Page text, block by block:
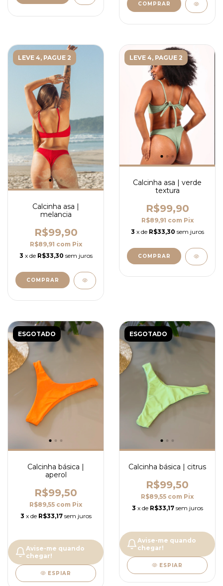
COMPRAR
LEVE 4, PAGUE 2
Calcinha asa |
melancia
R$99,90
R$89,91 com Pix
3 x de R$33,30 sem juros
COMPRAR
LEVE 4, PAGUE 2
Calcinha asa | verde
textura
R$99,90
R$89,91 com Pix
3 x de R$33,30 sem juros
COMPRAR
ESGOTADO
Calcinha básica |
aperol
R$99,50
R$89,55 com Pix
3 x de R$33,17 sem juros
Avise-me quando
chegar!
ESPIAR
ESGOTADO
Calcinha básica | citrus
R$99,50
R$89,55 com Pix
3 x de R$33,17 sem juros
Avise-me quando
chegar!
ESPIAR